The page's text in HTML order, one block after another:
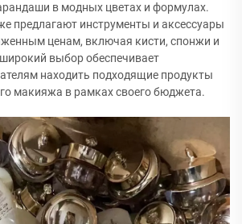
в модных цветах и формулах.
предлагают инструменты и аксессуары
ценам, включая кисти, спонжи и
выбор обеспечивает
находить подходящие продукты
макияжа в рамках своего бюджета.